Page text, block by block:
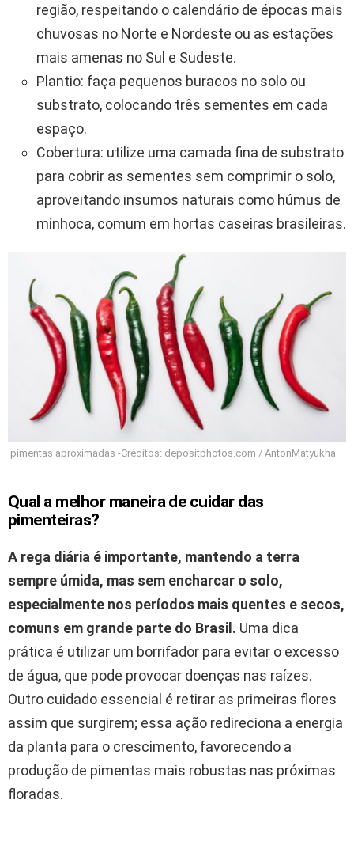
região, respeitando o calendário de épocas mais
chuvosas no Norte e Nordeste ou as estações
mais amenas no Sul e Sudeste.
Plantio: faça pequenos buracos no solo ou
substrato, colocando três sementes em cada
espaço.
Cobertura: utilize uma camada fina de substrato
para cobrir as sementes sem comprimir o solo,
aproveitando insumos naturais como húmus de
minhoca, comum em hortas caseiras brasileiras.
pimentas aproximadas -Créditos: depositphotos.com / AntonMatyukha
Qual a melhor maneira de cuidar das
pimenteiras?
A rega diária é importante, mantendo a terra
sempre úmida, mas sem encharcar o solo,
especialmente nos períodos mais quentes e secos,
comuns em grande parte do Brasil. Uma dica
prática é utilizar um borrifador para evitar o excesso
de água, que pode provocar doenças nas raízes.
Outro cuidado essencial é retirar as primeiras flores
assim que surgirem; essa ação redireciona a energia
da planta para o crescimento, favorecendo a
produção de pimentas mais robustas nas próximas
floradas.